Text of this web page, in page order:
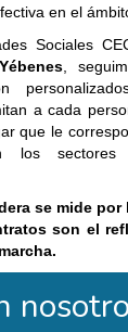
en el
Sociales
,
a cada
que le
los
se mide
son el